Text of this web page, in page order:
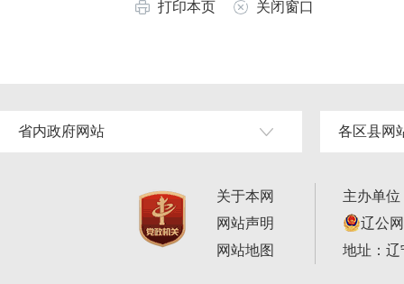
打印本页 关闭窗口
省内政府网站 各区县网
关于本网
网站声明
网站地图
主办单
辽公
地址：辽